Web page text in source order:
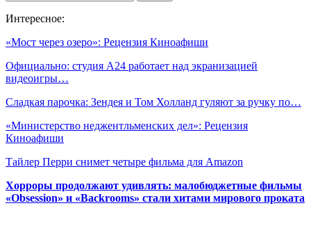
Интересное:
«Мост через озеро»: Рецензия Киноафиши
Официально: студия A24 работает над экранизацией
видеоигры…
Сладкая парочка: Зендея и Том Холланд гуляют за ручку по…
«Министерство неджентльменских дел»: Рецензия
Киноафиши
Тайлер Перри снимет четыре фильма для Amazon
Хорроры продолжают удивлять: малобюджетные фильмы
«Obsession» и «Backrooms» стали хитами мирового проката